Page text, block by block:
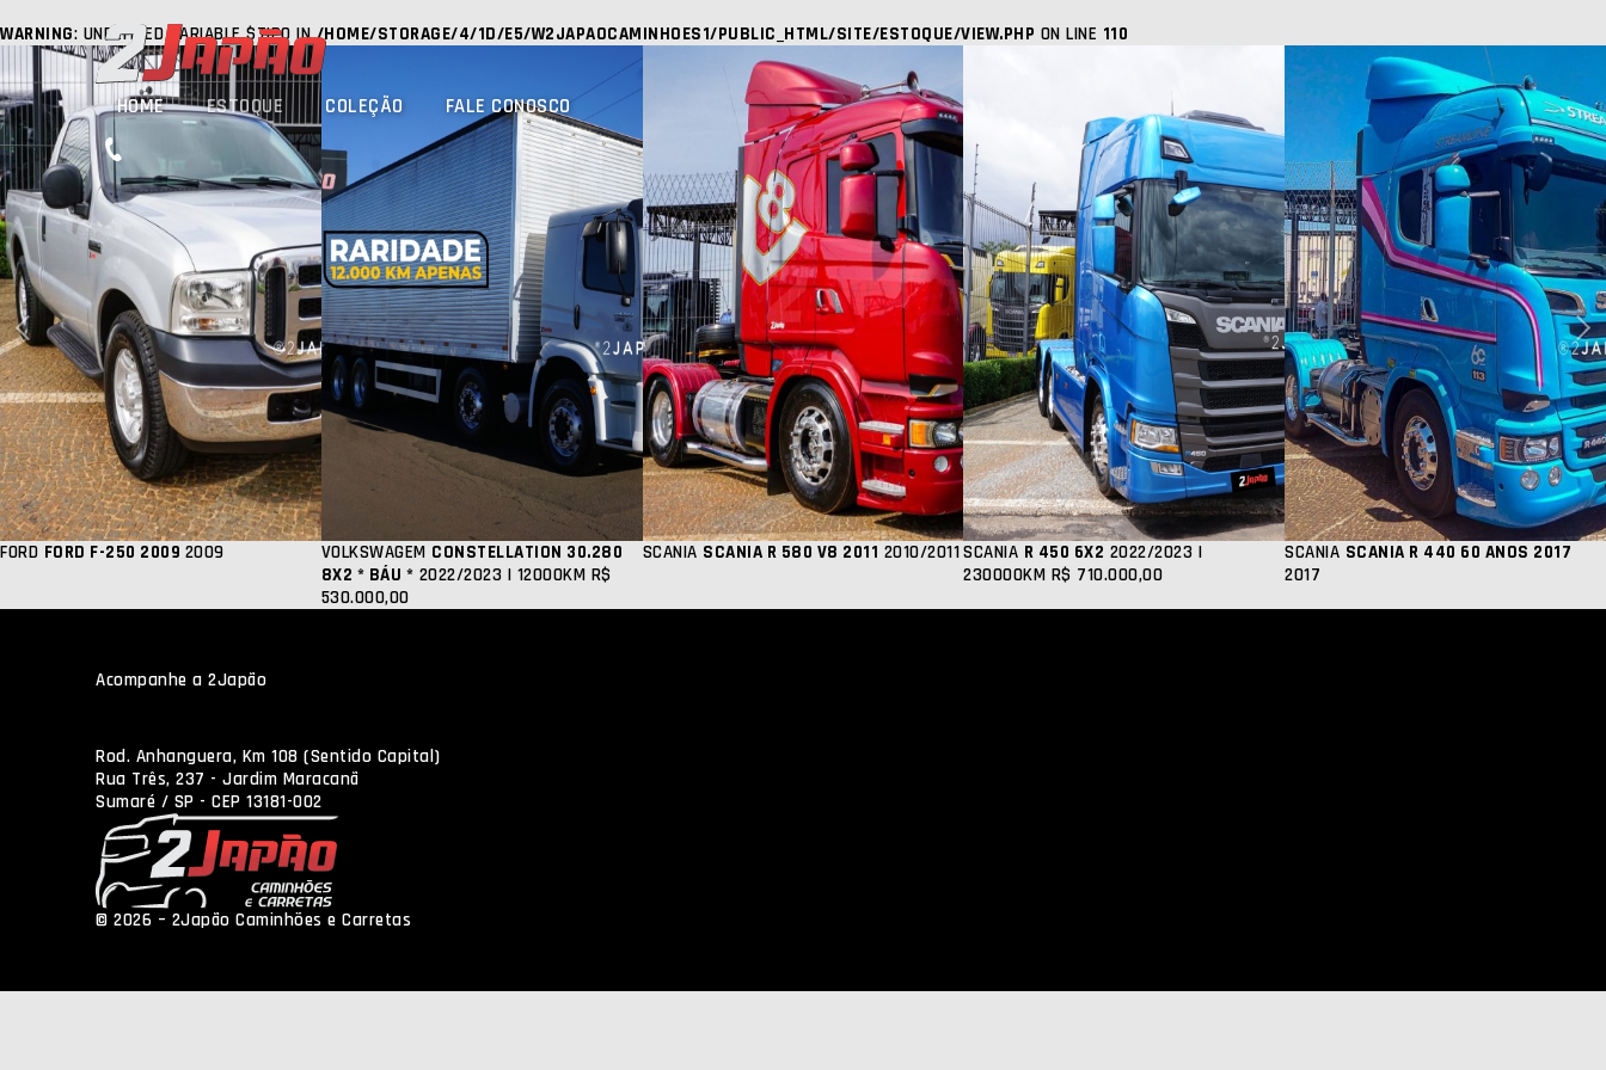
WARNING: UNDEFINED VARIABLE $TIPO IN/HOME/STORAGE/4/1D/E5/W2JAPAOCAMINHOES1/PUBLIC_HTML/SITE/ESTOQUE/VIEW.PHP ON LINE 110
HOME ESTOQUE COLEÇÃO FALE CONOSCO
FORD FORD F-250 2009 2009 VOLKSWAGEM CONSTELLATION 30.280
8X2 * BÁU * 2022/2023 | 12000KM R$
530.000,00
SCANIA SCANIA R 580 V8 2011 2010/2011SCANIA R 450 6X2 2022/2023 |
230000KM R$ 710.000,00
SCANIA SCANIA R 440 60 ANOS 2017
2017
Acompanhe a 2Japão
Rod. Anhanguera, Km 108 (Sentido Capital)
Rua Três, 237 - Jardim Maracanã
Sumaré / SP - CEP 13181-002
© 2026 – 2Japão Caminhões e Carretas